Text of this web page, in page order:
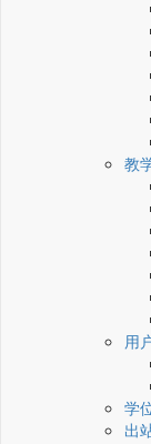
教
用
学
出